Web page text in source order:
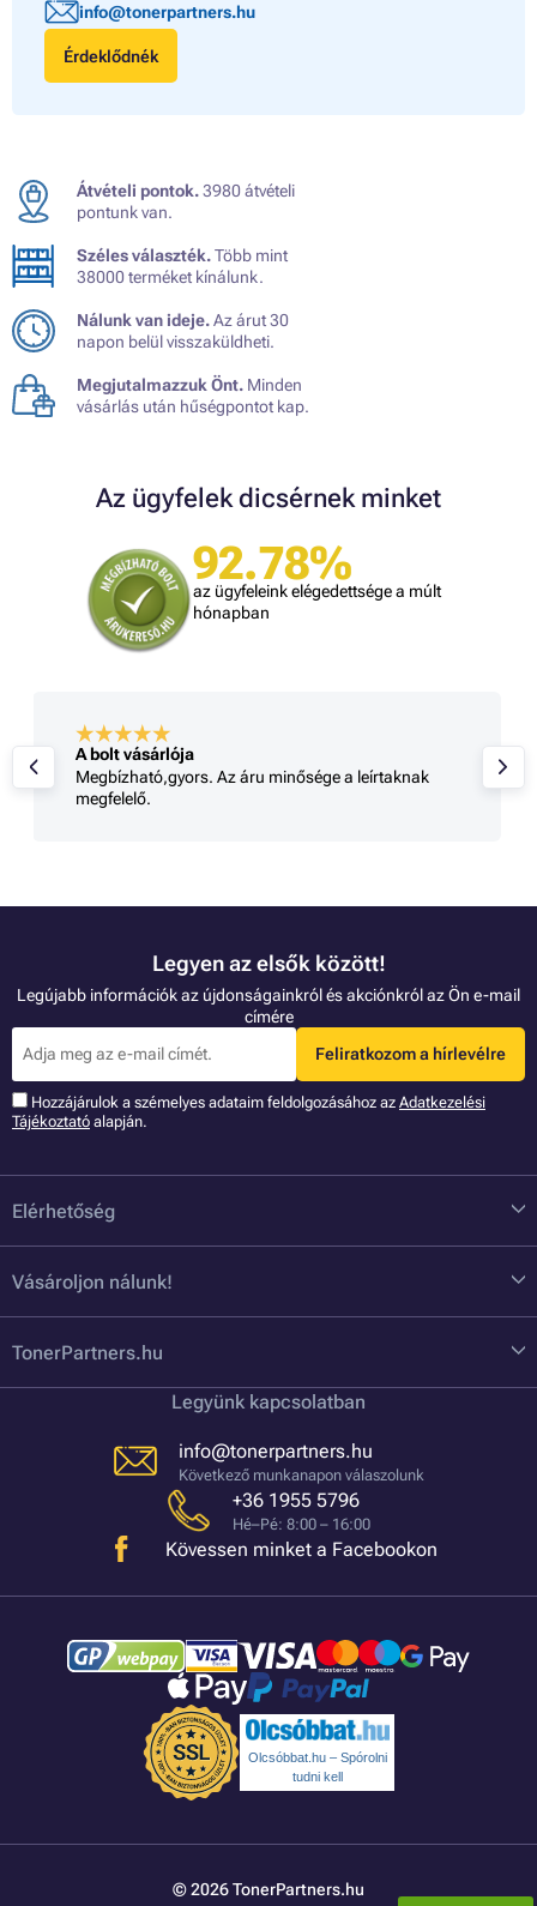
info@tonerpartners.hu
Érdeklődnék
Átvételi pontok.3980 átvételi
pontunk van.
Széles választék.Több mint
38000 terméket kínálunk.
Nálunk van ideje.Az árut 30
napon belül visszaküldheti.
Megjutalmazzuk Önt. Minden
vásárlás után hűségpontot kap.
Az ügyfelek dicsérnek minket
92.78%
az ügyfeleink elégedettsége a múlt
hónapban
A bolt vásárlója
Megbízható,gyors. Az áru minősége a leírtaknak
megfelelő.
Legyen az elsők között!
Legújabb információk az újdonságainkról és akciónkról az Ön e-mail
címére
Feliratkozom a hírlevélre
Hozzájárulok a szémelyes adataim feldolgozásához az Adatkezelési
Tájékoztató alapján.
Elérhetőség
Vásároljon nálunk!
TonerPartners.hu
Legyünk kapcsolatban
info@tonerpartners.hu
Következő munkanapon válaszolunk
+36 1955 5796
Hé–Pé: 8:00 – 16:00
Kövessen minket a Facebookon
Olcsóbbat.hu – Spórolni
tudni kell
© 2026 TonerPartners.hu